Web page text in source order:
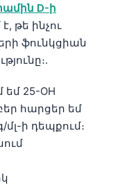
D-ի
թե ինչու
ֆունկցիան
25-OH
հարցեր եմ
ի դեպքում։